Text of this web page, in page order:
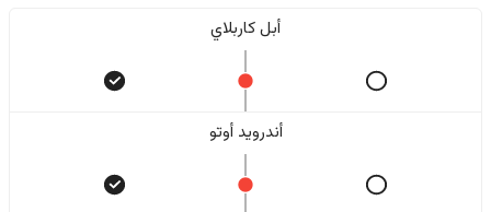
أبل كاربلاي
أندرويد أوتو